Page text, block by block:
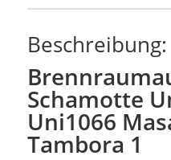
Beschreibung:
Schamotte
Uni1066
Tambora 1